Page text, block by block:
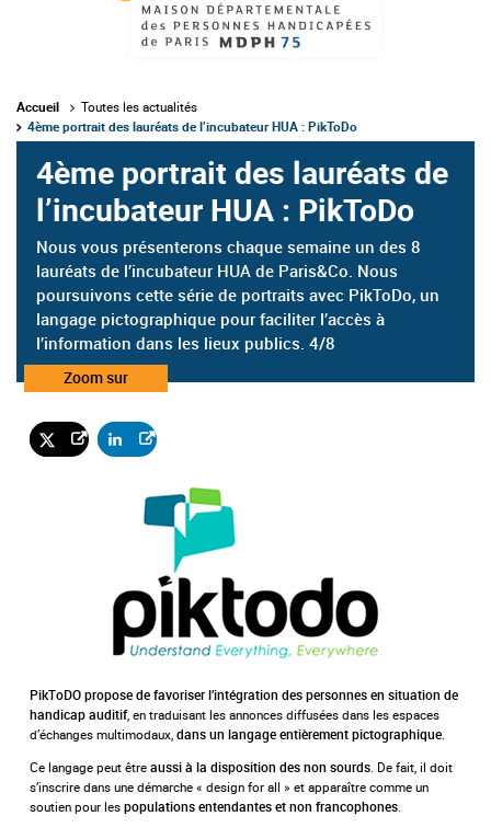
Accueil
Toutes les actualités
4ème portrait des lauréats de l’incubateur HUA : PikToDo
4ème portrait des lauréats de
l’incubateur HUA : PikToDo
Nous vous présenterons chaque semaine un des 8
lauréats de l’incubateur HUA de Paris&Co. Nous
poursuivons cette série de portraits avec PikToDo, un
langage pictographique pour faciliter l’accès à
l’information dans les lieux publics. 4/8
Catégorie
Zoom sur
PikToDO propose de favoriser l’intégration des personnes en situation de
handicap auditif, en traduisant les annonces diffusées dans les espaces
d’échanges multimodaux, dans un langage entièrement pictographique.
Ce langage peut être aussi à la disposition des non sourds. De fait, il doit
s’inscrire dans une démarche « design for all » et apparaître comme un
soutien pour les populations entendantes et non francophones.